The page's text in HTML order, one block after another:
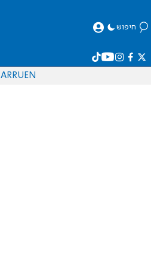
חיפוש
EN
RU
AR